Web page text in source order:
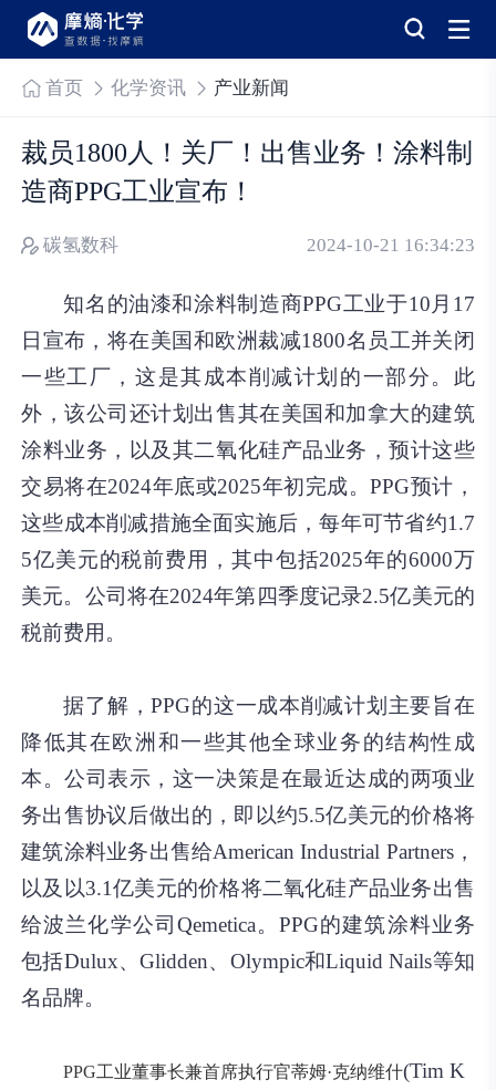
首页 化学资讯 产业新闻
裁员1800人！关厂！出售业务！涂料制
造商PPG工业宣布！
碳氢数科 2024-10-21 16:34:23
知名的油漆和涂料制造商PPG工业于10月17
日宣布，将在美国和欧洲裁减1800名员工并关闭
一些工厂，这是其成本削减计划的一部分。此
外，该公司还计划出售其在美国和加拿大的建筑
涂料业务，以及其二氧化硅产品业务，预计这些
交易将在2024年底或2025年初完成。PPG预计，
这些成本削减措施全面实施后，每年可节省约1.7
5亿美元的税前费用，其中包括2025年的6000万
美元。公司将在2024年第四季度记录2.5亿美元的
税前费用。
据了解，PPG的这一成本削减计划主要旨在
降低其在欧洲和一些其他全球业务的结构性成
本。公司表示，这一决策是在最近达成的两项业
务出售协议后做出的，即以约5.5亿美元的价格将
建筑涂料业务出售给American Industrial Partners，
以及以3.1亿美元的价格将二氧化硅产品业务出售
给波兰化学公司Qemetica。PPG的建筑涂料业务
包括Dulux、Glidden、Olympic和Liquid Nails等知
名品牌。
PPG工业董事长兼首席执行官蒂姆·克纳维什(Tim K